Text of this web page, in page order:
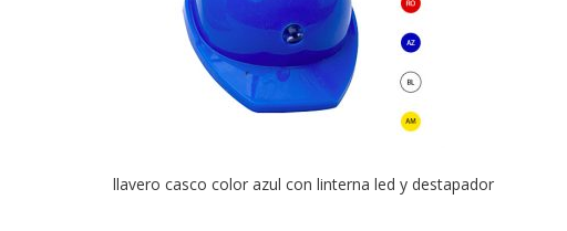
llavero casco color azul con linterna led y destapador